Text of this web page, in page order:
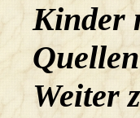
Kinder
Weiter